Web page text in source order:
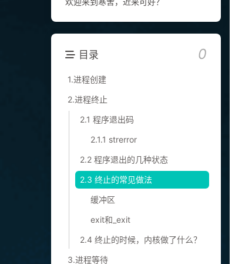
目录 0
1.进程创建
2.进程终止
2.1 程序退出码
2.1.1 strerror
2.2 程序退出的几种状态
2.3 终止的常见做法
缓冲区
exit和_exit
2.4 终止的时候，内核做了什么？
3.进程等待